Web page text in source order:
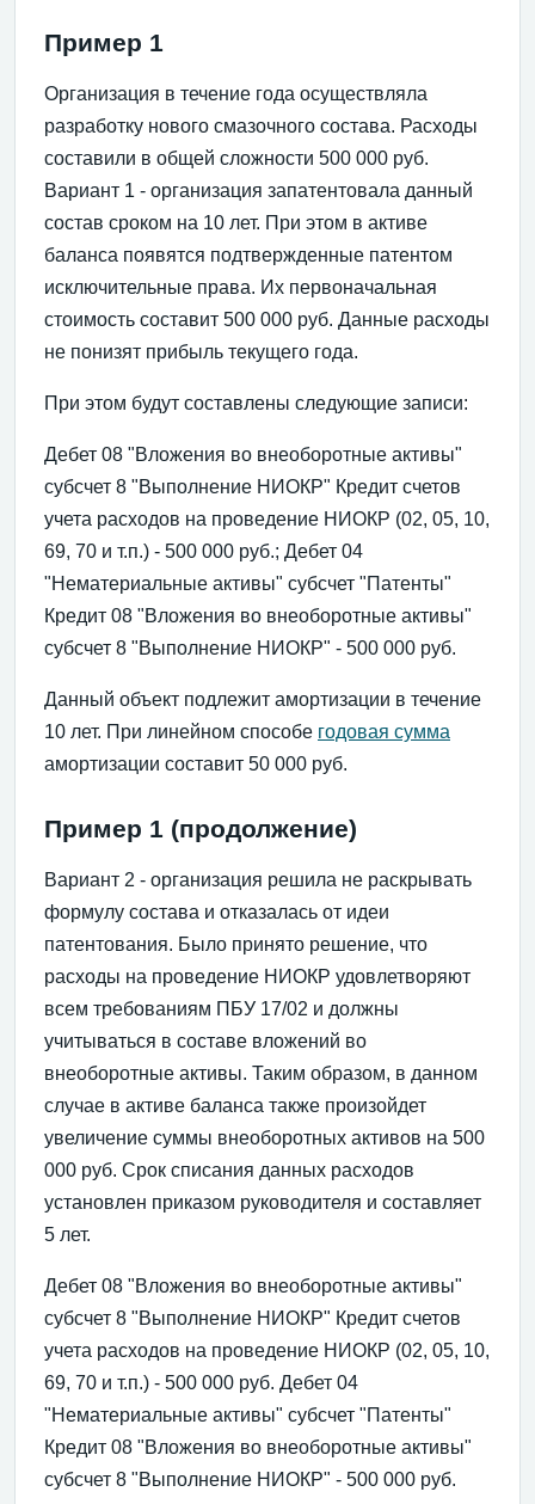
Пример 1
Организация в течение года осуществляла
разработку нового смазочного состава. Расходы
составили в общей сложности 500 000 руб.
Вариант 1 - организация запатентовала данный
состав сроком на 10 лет. При этом в активе
баланса появятся подтвержденные патентом
исключительные права. Их первоначальная
стоимость составит 500 000 руб. Данные расходы
не понизят прибыль текущего года.
При этом будут составлены следующие записи:
Дебет 08 "Вложения во внеоборотные активы"
субсчет 8 "Выполнение НИОКР" Кредит счетов
учета расходов на проведение НИОКР (02, 05, 10,
69, 70 и т.п.) - 500 000 руб.; Дебет 04
"Нематериальные активы" субсчет "Патенты"
Кредит 08 "Вложения во внеоборотные активы"
субсчет 8 "Выполнение НИОКР" - 500 000 руб.
Данный объект подлежит амортизации в течение
10 лет. При линейном способе годовая сумма
амортизации составит 50 000 руб.
Пример 1 (продолжение)
Вариант 2 - организация решила не раскрывать
формулу состава и отказалась от идеи
патентования. Было принято решение, что
расходы на проведение НИОКР удовлетворяют
всем требованиям ПБУ 17/02 и должны
учитываться в составе вложений во
внеоборотные активы. Таким образом, в данном
случае в активе баланса также произойдет
увеличение суммы внеоборотных активов на 500
000 руб. Срок списания данных расходов
установлен приказом руководителя и составляет
5 лет.
Дебет 08 "Вложения во внеоборотные активы"
субсчет 8 "Выполнение НИОКР" Кредит счетов
учета расходов на проведение НИОКР (02, 05, 10,
69, 70 и т.п.) - 500 000 руб. Дебет 04
"Нематериальные активы" субсчет "Патенты"
Кредит 08 "Вложения во внеоборотные активы"
субсчет 8 "Выполнение НИОКР" - 500 000 руб.